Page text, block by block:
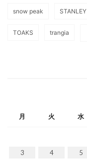
snow peak STANLEY
TOAKS trangia
月 火 水
3
4 5